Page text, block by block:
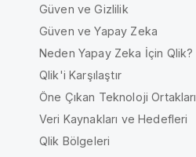
Güven ve Gizlilik
Güven ve Yapay Zeka
Neden Yapay Zeka İçin Qlik?
Qlik'i Karşılaştır
Öne Çıkan Teknoloji Ortakları
Veri Kaynakları ve Hedefleri
Qlik Bölgeleri